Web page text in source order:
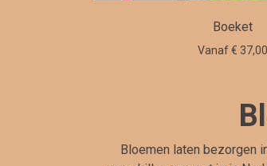
Boeket
Vanaf € 37,00
Bloemen laten bezorgen